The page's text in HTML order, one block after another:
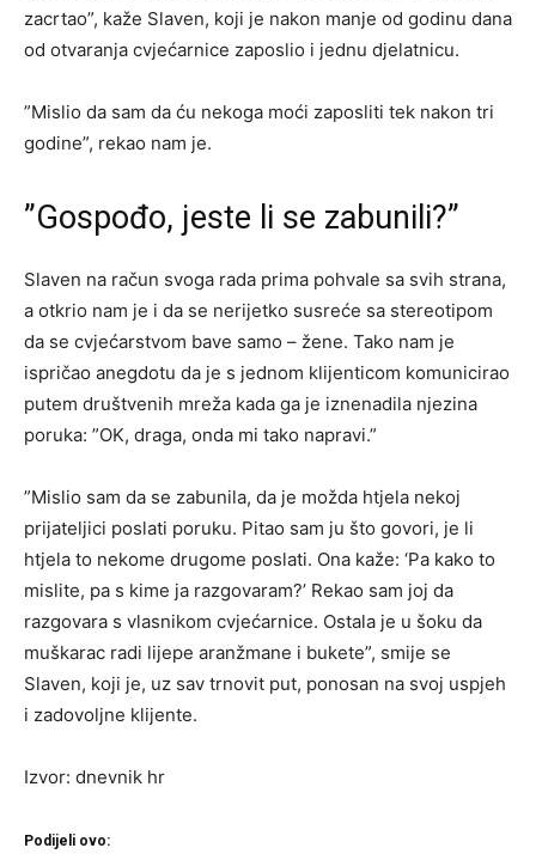
zacrtao”, kaže Slaven, koji je nakon manje od godinu dana
od otvaranja cvjećarnice zaposlio i jednu djelatnicu.
”Mislio da sam da ću nekoga moći zaposliti tek nakon tri
godine”, rekao nam je.
”Gospođo, jeste li se zabunili?”
Slaven na račun svoga rada prima pohvale sa svih strana,
a otkrio nam je i da se nerijetko susreće sa stereotipom
da se cvjećarstvom bave samo – žene. Tako nam je
ispričao anegdotu da je s jednom klijenticom komunicirao
putem društvenih mreža kada ga je iznenadila njezina
poruka: ”OK, draga, onda mi tako napravi.”
”Mislio sam da se zabunila, da je možda htjela nekoj
prijateljici poslati poruku. Pitao sam ju što govori, je li
htjela to nekome drugome poslati. Ona kaže: ‘Pa kako to
mislite, pa s kime ja razgovaram?’ Rekao sam joj da
razgovara s vlasnikom cvjećarnice. Ostala je u šoku da
muškarac radi lijepe aranžmane i bukete”, smije se
Slaven, koji je, uz sav trnovit put, ponosan na svoj uspjeh
i zadovoljne klijente.
Izvor: dnevnik hr
Podijeli ovo: